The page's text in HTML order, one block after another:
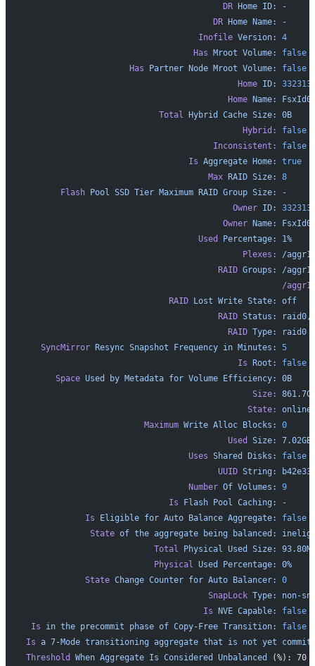
                                        DR
Home ID:
-
                                      DR
Home Name:
-
                                   Inofile
Version:
4
                                  Has
Mroot Volume:
false
                     Has
Partner Node Mroot Volume:
false
                                           Home
ID:
                                         Home
Name:
                           Total
Hybrid Cache Size:
0B
                                            Hybrid:
false
                                      Inconsistent:
false
                                 Is
Aggregate Home:
true
                                     Max
RAID Size:
8
       Flash
Pool SSD Tier Maximum RAID Group Size:
-
                                          Owner
ID:
                                        Owner
Name:
                                   Used
Percentage:
1%
                                            Plexes:
/
                                       RAID
Groups:
/
/
                             RAID
Lost Write State:
off
                                       RAID
Status: raid0,
                                         RAID
Type:
raid0
   SyncMirror
Resync Snapshot Frequency in Minutes:
5
                                           Is
Root:
false
      Space
Used by Metadata for Volume Efficiency:
0B
                                              Size:
                                             State:
online
                        Maximum
Write Alloc Blocks:
0
                                         Used
Size:
7.02GB
                                 Uses
Shared Disks:
false
                                       UUID
String:
                                 Number
Of Volumes:
9
                             Is
Flash Pool Caching:
-
            Is
Eligible for Auto Balance Aggregate:
false
             State
of the aggregate being balanced:
                          Total
Physical Used Size:
                          Physical
Used Percentage:
0%
            State
Change Counter for Auto Balancer:
0
                                     SnapLock
Type:
non-
                                    Is
NVE Capable:
false
Is in the precommit phase of Copy-Free Transition:
false
Is a 7-Mode transitioning aggregate that is not yet
Threshold
When Aggregate Is Considered Unbalanced
(%): 70